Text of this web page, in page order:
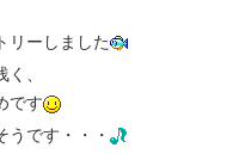
リーしました
、
です
うです・・・